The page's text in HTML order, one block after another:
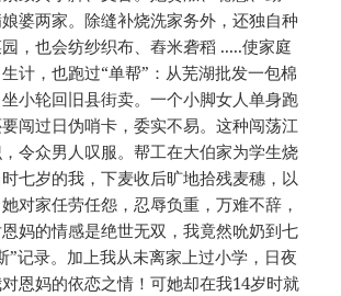
婆两家。除缝补烧洗家务外，还独自种
，也会纺纱织布、舂米砻稻 .....使家庭
计，也跑过“单帮”：从芜湖批发一包棉
小轮回旧县街卖。一个小脚女人单身跑
闯过日伪哨卡，委实不易。这种闯荡江
令众男人叹服。帮工在大伯家为学生烧
七岁的我，下麦收后旷地拾残麦穗，以
对家任劳任怨，忍辱负重，万难不辞，
妈的情感是绝世无双，我竟然吮奶到七
”记录。加上我从未离家上过小学，日夜
恩妈的依恋之情！可她却在我14岁时就